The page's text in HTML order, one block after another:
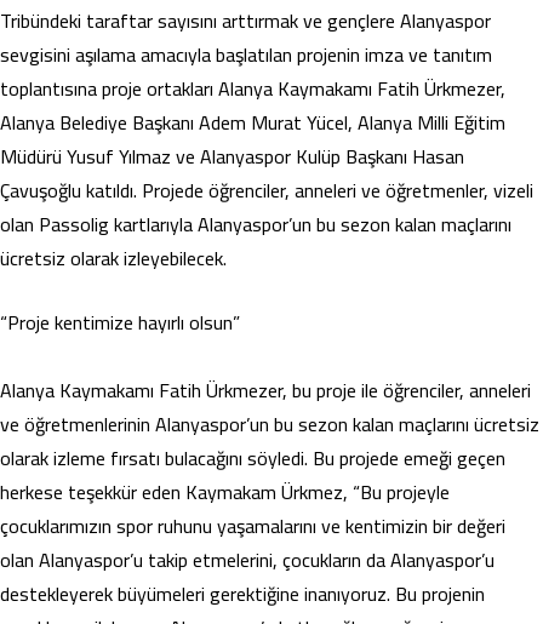
Tribündeki taraftar sayısını arttırmak ve gençlere Alanyaspor
sevgisini aşılama amacıyla başlatılan projenin imza ve tanıtım
toplantısına proje ortakları Alanya Kaymakamı Fatih Ürkmezer,
Alanya Belediye Başkanı Adem Murat Yücel, Alanya Milli Eğitim
Müdürü Yusuf Yılmaz ve Alanyaspor Kulüp Başkanı Hasan
Çavuşoğlu katıldı. Projede öğrenciler, anneleri ve öğretmenler, vizeli
olan Passolig kartlarıyla Alanyaspor’un bu sezon kalan maçlarını
ücretsiz olarak izleyebilecek.
“Proje kentimize hayırlı olsun”
Alanya Kaymakamı Fatih Ürkmezer, bu proje ile öğrenciler, anneleri
ve öğretmenlerinin Alanyaspor’un bu sezon kalan maçlarını ücretsiz
olarak izleme fırsatı bulacağını söyledi. Bu projede emeği geçen
herkese teşekkür eden Kaymakam Ürkmez, “Bu projeyle
çocuklarımızın spor ruhunu yaşamalarını ve kentimizin bir değeri
olan Alanyaspor’u takip etmelerini, çocukların da Alanyaspor’u
destekleyerek büyümeleri gerektiğine inanıyoruz. Bu projenin